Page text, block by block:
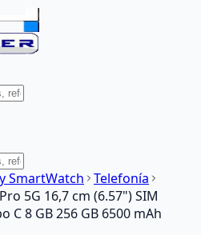
SmartWatch Telefonía
5G 16,7 cm (6.57") SIM
C 8 GB 256 GB 6500 mAh